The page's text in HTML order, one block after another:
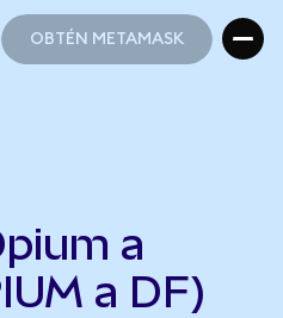
OBTÉN METAMASK
a
a DF)